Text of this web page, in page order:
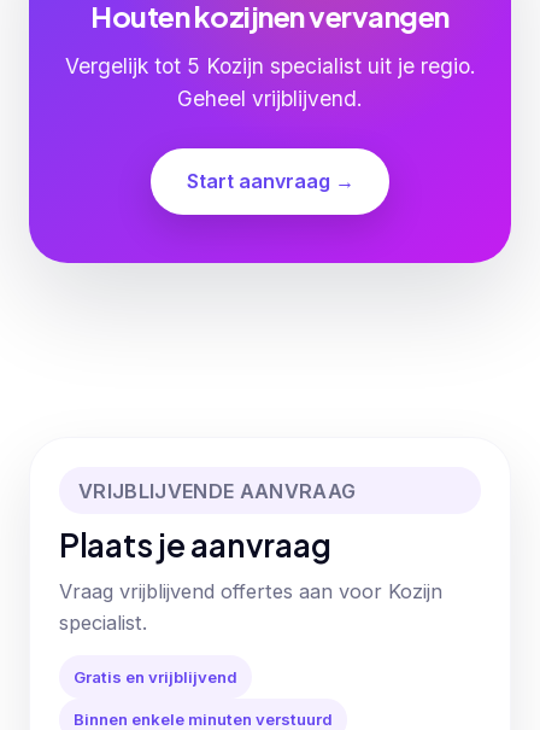
Houten kozijnen vervangen
Vergelijk tot 5 Kozijn specialist uit je regio.
Geheel vrijblijvend.
Start aanvraag →
VRIJBLIJVENDE AANVRAAG
Plaats je aanvraag
Vraag vrijblijvend offertes aan voor Kozijn
specialist.
Gratis en vrijblijvend
Binnen enkele minuten verstuurd